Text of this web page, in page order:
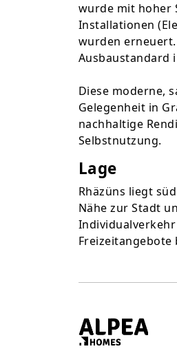
wurde mit hoher
Installationen
wurden
Ausbaustandard
Diese moderne,
Gelegenheit in
nachhaltige
Selbstnutzung.
Lage
Rhäzüns liegt
Nähe zur Stadt
Freizeitangebote